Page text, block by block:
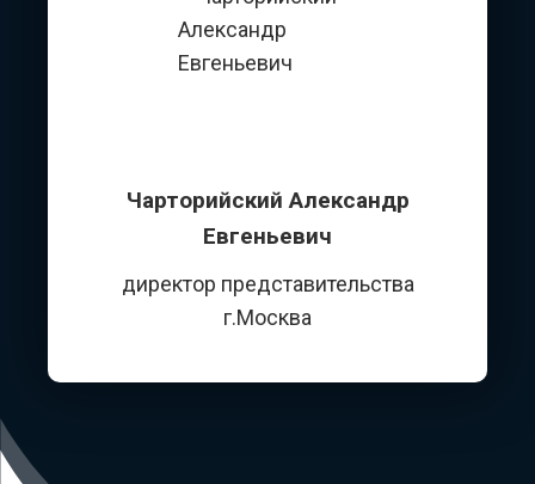
Чарторийский Александр
Евгеньевич
директор представительства
г.Москва